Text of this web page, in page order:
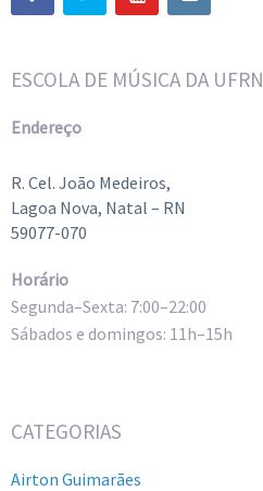
ESCOLA DE MÚSICA DA UFRN
Endereço
R. Cel. João Medeiros,
Lagoa Nova, Natal – RN
59077-070
Horário
Segunda–Sexta: 7:00–22:00
Sábados e domingos: 11h–15h
CATEGORIAS
Airton Guimarães